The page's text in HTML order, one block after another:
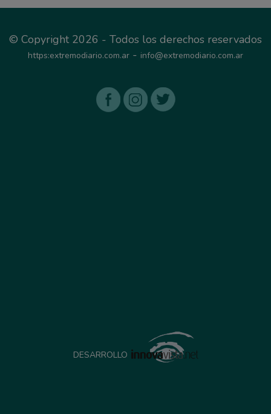
© Copyright 2026 - Todos los derechos reservados
https:extremodiario.com.ar - info@extremodiario.com.ar
DESARROLLO